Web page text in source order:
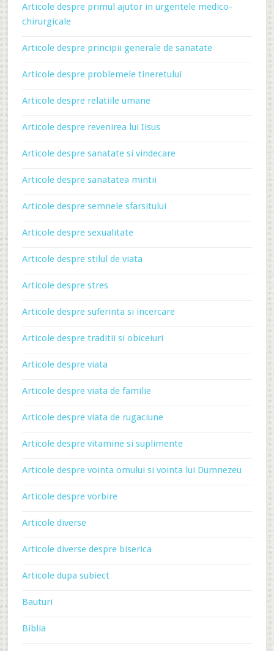
Articole despre primul ajutor in urgentele medico-
chirurgicale
Articole despre principii generale de sanatate
Articole despre problemele tineretului
Articole despre relatiile umane
Articole despre revenirea lui Iisus
Articole despre sanatate si vindecare
Articole despre sanatatea mintii
Articole despre semnele sfarsitului
Articole despre sexualitate
Articole despre stilul de viata
Articole despre stres
Articole despre suferinta si incercare
Articole despre traditii si obiceiuri
Articole despre viata
Articole despre viata de familie
Articole despre viata de rugaciune
Articole despre vitamine si suplimente
Articole despre vointa omului si vointa lui Dumnezeu
Articole despre vorbire
Articole diverse
Articole diverse despre biserica
Articole dupa subiect
Bauturi
Biblia